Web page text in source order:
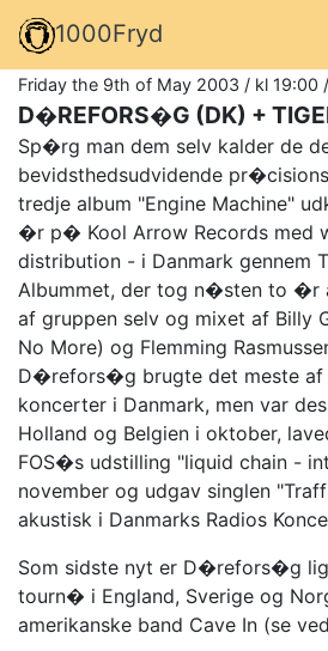
1000Fryd
Friday the 9th of May 2003 / kl 19:00 /
D�REFORS�G (DK) +
Sp�rg man dem selv kalder de
bevidsthedsudvidende
tredje album "Engine Machine"
�r p� Kool Arrow Records med
distribution - i Danmark gennem
Albummet, der tog n�sten to �r
af gruppen selv og mixet af Billy
No More) og Flemming
D�refors�g brugte det meste
koncerter i Danmark, men var
Holland og Belgien i oktober,
FOS�s udstilling "liquid chain -
november og udgav singlen
akustisk i Danmarks Radios
Som sidste nyt er D�refors�g
tourn� i England, Sverige og
amerikanske band Cave In (se